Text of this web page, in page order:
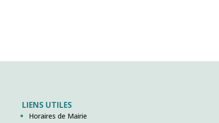
LIENS UTILES
Horaires de Mairie